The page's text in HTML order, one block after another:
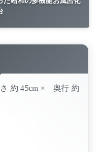
約 45cm × 奥行 約